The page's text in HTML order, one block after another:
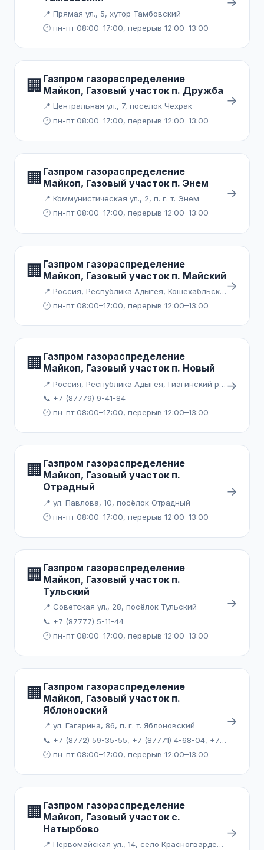
📍 Прямая ул., 5, хутор Тамбовский
🕐 пн-пт 08:00–17:00, перерыв 12:00–13:00
🏢 Газпром газораспределение
Майкоп, Газовый участок п. Дружба
📍 Центральная ул., 7, поселок Чехрак
🕐 пн-пт 08:00–17:00, перерыв 12:00–13:00
→
🏢 Газпром газораспределение
Майкоп, Газовый участок п. Энем
📍 Коммунистическая ул., 2, п. г. т. Энем
🕐 пн-пт 08:00–17:00, перерыв 12:00–13:00
→
🏢 Газпром газораспределение
Майкоп, Газовый участок п. Майский
📍 Россия, Республика Адыгея, Кошехабльский район, посёлок Майский, Заводская улица
🕐 пн-пт 08:00–17:00, перерыв 12:00–13:00
→
🏢 Газпром газораспределение
Майкоп, Газовый участок п. Новый
📍 Россия, Республика Адыгея, Гиагинский район, Айрюмовское сельское поселение, посёлок Новый, улица Мира
📞 +7 (87779) 9-41-84
🕐 пн-пт 08:00–17:00, перерыв 12:00–13:00
→
🏢 Газпром газораспределение
Майкоп, Газовый участок п.
Отрадный
📍 ул. Павлова, 10, посёлок Отрадный
🕐 пн-пт 08:00–17:00, перерыв 12:00–13:00
→
🏢 Газпром газораспределение
Майкоп, Газовый участок п.
Тульский
📍 Советская ул., 28, посёлок Тульский
📞 +7 (87777) 5-11-44
🕐 пн-пт 08:00–17:00, перерыв 12:00–13:00
→
🏢 Газпром газораспределение
Майкоп, Газовый участок п.
Яблоновский
📍 ул. Гагарина, 86, п. г. т. Яблоновский
📞 +7 (8772) 59-35-55, +7 (87771) 4-68-04, +7 (87771) 9-88-92
🕐 пн-пт 08:00–17:00, перерыв 12:00–13:00
→
🏢 Газпром газораспределение
Майкоп, Газовый участок с.
Натырбово
📍 Первомайская ул., 14, село Красногвардейское
→